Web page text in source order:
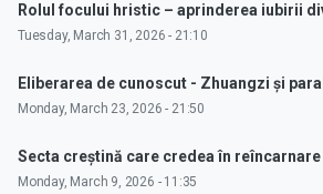
Rolul focului hristic – aprinderea iubirii
Tuesday, March 31, 2026 - 21:10
Eliberarea de cunoscut - Zhuangzi și
Monday, March 23, 2026 - 21:50
Secta creștină care credea în reîncarnare
Monday, March 9, 2026 - 11:35